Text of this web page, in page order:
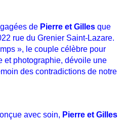
de Pierre et Gilles que
rue du Grenier Saint-Lazare.
», le couple célèbre pour
et photographie, dévoile une
des contradictions de notre
avec soin, Pierre et Gilles